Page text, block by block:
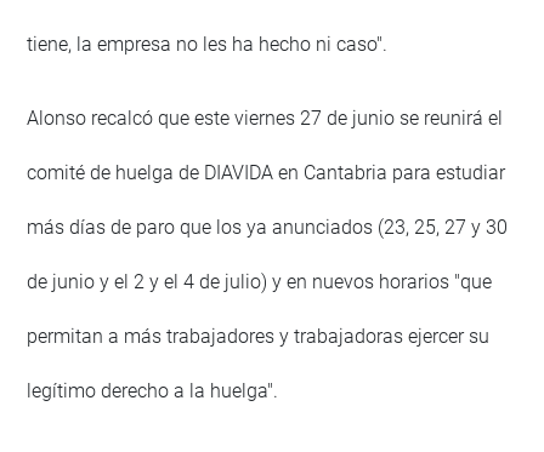
tiene, la empresa no les ha hecho ni caso".
Alonso recalcó que este viernes 27 de junio se reunirá el
comité de huelga de DIAVIDA en Cantabria para estudiar
más días de paro que los ya anunciados (23, 25, 27 y 30
de junio y el 2 y el 4 de julio) y en nuevos horarios "que
permitan a más trabajadores y trabajadoras ejercer su
legítimo derecho a la huelga".